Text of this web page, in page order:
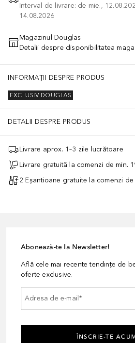
Interval de livrare: de mie.,
14.08.2026
ADĂUGAȚI ÎN
Magazinul Douglas
Detalii despre disponibilitatea
INFORMAȚII DESPRE PRODUS
EXCLUSIV DOUGLAS
DETALII DESPRE PRODUS
Livrare aprox. 1–3 zile lucrătoare
Livrare gratuită la comenzi de min.
2 Eșantioane gratuite la comenzi de
Abonează-te la Newsletter!
Află cele mai recente tendințe de
oferte exclusive.
Adresa de e-mail*
ÎNSCRIE-TE